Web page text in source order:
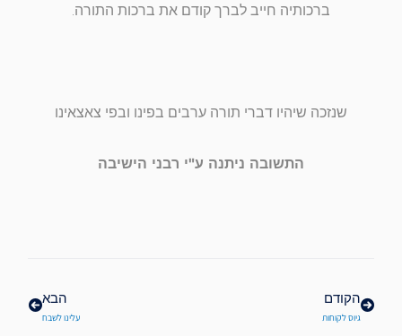
ברכותיה חייב לברך קודם את ברכות התורה.
שנזכה שיהיו דברי תורה ערבים בפינו ובפי צאצאינו
התשובה ניתנה ע"י רבני הישיבה
הקודם
גיוס לקוחות
הבא
עלינו לשבח